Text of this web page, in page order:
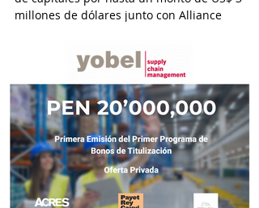
millones de dólares junto con Alliance
Titulizadora y por el estudio Osorio & Valdez